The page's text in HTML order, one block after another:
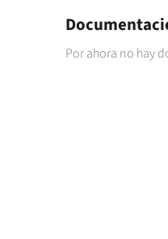
Por ahora no hay